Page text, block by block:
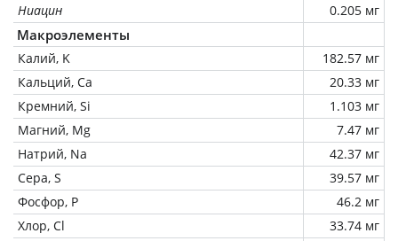
Ниацин
0.205 мг
Макроэлементы
Калий, K
182.57 мг
Кальций, Ca
20.33 мг
Кремний, Si
1.103 мг
Магний, Mg
7.47 мг
Натрий, Na
42.37 мг
Сера, S
39.57 мг
Фосфор, P
46.2 мг
Хлор, Cl
33.74 мг